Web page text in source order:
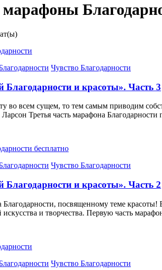
Чувство Благодарности
и красоты». Часть 3
во всем сущем, то тем самым приводим
Третья часть марафона
Чувство Благодарности
и красоты». Часть 2
Благодарности, посвященному теме
искусства и творчества. Первую часть
Чувство Благодарности